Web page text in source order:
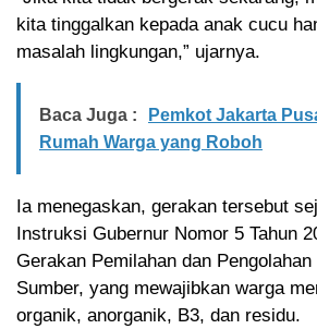
kita tinggalkan kepada anak cucu
masalah lingkungan,” ujarnya.
Baca Juga :
Pemkot Jakarta
Rumah Warga yang Roboh
Ia menegaskan, gerakan tersebut
Instruksi Gubernur Nomor 5 Tahun
Gerakan Pemilahan dan
Sumber, yang mewajibkan warga
organik, anorganik, B3, dan residu.